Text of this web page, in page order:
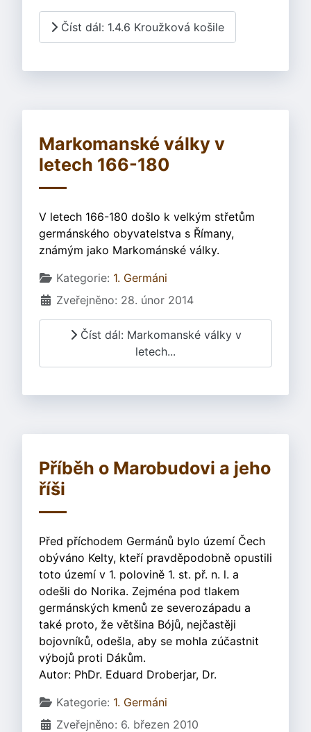
Číst dál: 1.4.6 Kroužková košile
Markomanské války v
letech 166-180
V letech 166-180 došlo k velkým střetům
germánského obyvatelstva s Římany,
známým jako Markománské války.
Základní údaje
Kategorie: 1. Germáni
Zveřejněno: 28. únor 2014
Číst dál: Markomanské války v
letech...
Příběh o Marobudovi a jeho
říši
Před příchodem Germánů bylo území Čech
obýváno Kelty, kteří pravděpodobně opustili
toto území v 1. polovině 1. st. př. n. l. a
odešli do Norika. Zejména pod tlakem
germánských kmenů ze severozápadu a
také proto, že většina Bójů, nejčastěji
bojovníků, odešla, aby se mohla zúčastnit
výbojů proti Dákům.
Autor: PhDr. Eduard Droberjar, Dr.
Základní údaje
Kategorie: 1. Germáni
Zveřejněno: 6. březen 2010